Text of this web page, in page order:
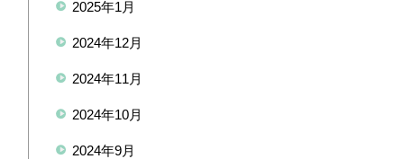
2025年1月
2024年12月
2024年11月
2024年10月
2024年9月